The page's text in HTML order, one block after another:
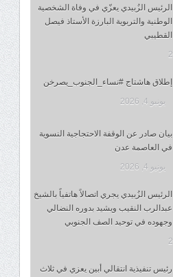
الرئيس الزُبيدي يعزّي في وفاة الشخصية
الوطنية والتربوية البارزة الأستاذ فيصل
القطيبي
إطلاق هاشتاج #نساء_الجنوب_يصرخن
يونيو 4, 2026
بيان صادر عن الوقفة الاحتجاجية النسوية
في العاصمة عدن
يونيو 4, 2026
الرئيس الزُبيدي يجري اتصالاً هاتفياً بالشيخ
عبدالرب النقيب ويشيد بدوره النضالي
وجهوده في توحيد الصف الجنوبي
رئيس تنفيذية انتقالي أبين يعزي في ثلاث